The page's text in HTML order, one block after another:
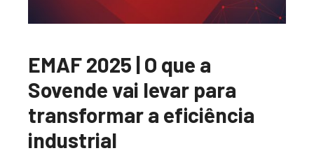
EMAF 2025 | O que a
Sovende vai levar para
transformar a eficiência
industrial